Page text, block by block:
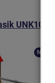
UNK1025K
Novinka